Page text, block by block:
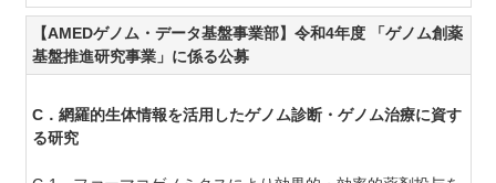
【AMEDゲノム・データ基盤事業部】令和4年度 「ゲノム創薬
基盤推進研究事業」に係る公募
C．網羅的生体情報を活用したゲノム診断・ゲノム治療に資す
る研究